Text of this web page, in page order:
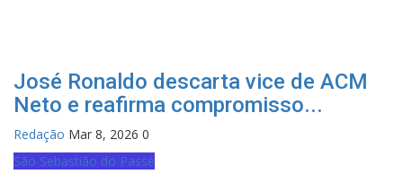
José Ronaldo descarta vice de ACM
Neto e reafirma compromisso...
Redação Mar 8, 2026 0
São Sebastião do Passé